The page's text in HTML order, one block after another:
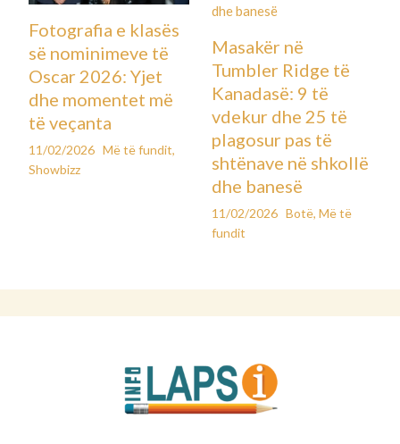
Fotografia e klasës
së nominimeve të
Oscar 2026: Yjet
dhe momentet më
të veçanta
11/02/2026 Më të fundit,
Showbizz
Masakër në
Tumbler Ridge të
Kanadasë: 9 të
vdekur dhe 25 të
plagosur pas të
shtënave në shkollë
dhe banesë
11/02/2026 Botë, Më të
fundit